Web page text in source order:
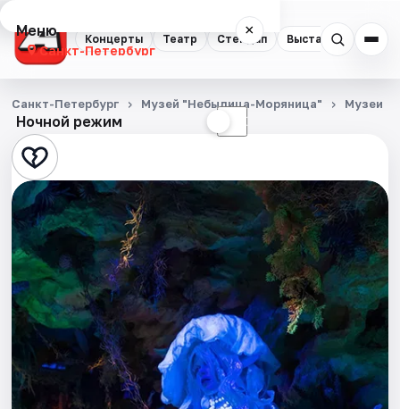
Концерты Театр Стендап Выставки
Меню ×
Санкт-Петербург
Концерты
Театр
Стендап
Выставки
Квесты
Экскурсии
Спорт
События
Ночной режим ☾
Санкт-Петербург Музей "Небылица-Моряница" Музеи